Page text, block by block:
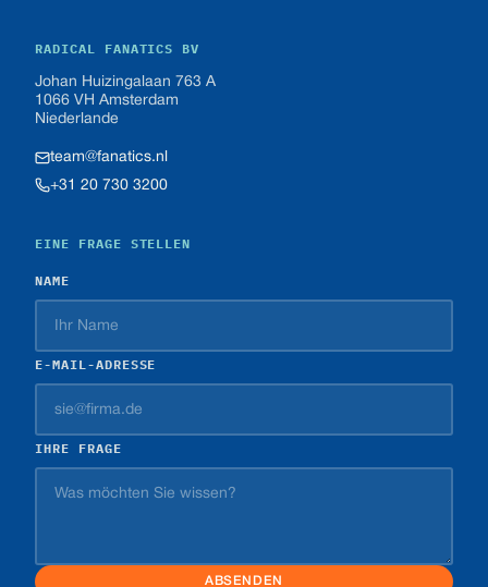
RADICAL FANATICS BV
Johan Huizingalaan 763 A
1066 VH Amsterdam
Niederlande
team@fanatics.nl
+31 20 730 3200
EINE FRAGE STELLEN
NAME
E-MAIL-ADRESSE
IHRE FRAGE
ABSENDEN